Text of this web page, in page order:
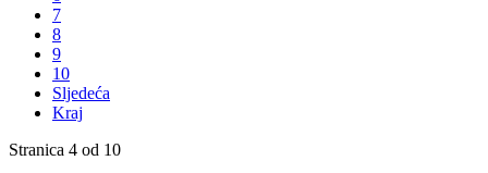
7
8
9
10
Sljedeća
Kraj
Stranica 4 od 10